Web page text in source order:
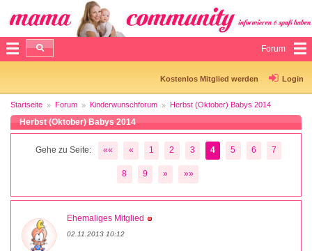
Forum
Kostenlos Mitglied werden Login
Startseite Forum Kinderwunschforum Herbst (Oktober) Babys 2014
Herbst (Oktober) Babys 2014
Gehe zu Seite: «« « 1 2 3 4 5 6 7
8 9 » »»
Ehemaliges Mitglied
02.11.2013 10:12